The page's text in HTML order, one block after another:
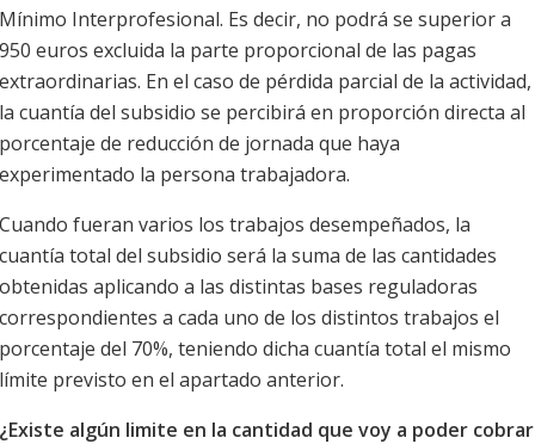
Mínimo Interprofesional. Es decir, no podrá se superior a
950 euros excluida la parte proporcional de las pagas
extraordinarias. En el caso de pérdida parcial de la actividad,
la cuantía del subsidio se percibirá en proporción directa al
porcentaje de reducción de jornada que haya
experimentado la persona trabajadora.
Cuando fueran varios los trabajos desempeñados, la
cuantía total del subsidio será la suma de las cantidades
obtenidas aplicando a las distintas bases reguladoras
correspondientes a cada uno de los distintos trabajos el
porcentaje del 70%, teniendo dicha cuantía total el mismo
límite previsto en el apartado anterior.
¿Existe algún limite en la cantidad que voy a poder cobrar